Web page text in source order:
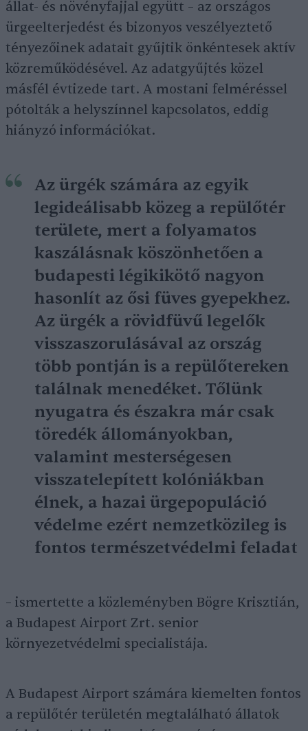
állat- és növényfajjal együtt – az országos
ürgeelterjedést és bizonyos veszélyeztető
tényezőinek adatait gyűjtik önkéntesek aktív
közreműködésével. Az adatgyűjtés közel
másfél évtizede tart. A mostani felméréssel
pótolták a helyszínnel kapcsolatos, eddig
hiányzó információkat.
Az ürgék számára az egyik
legideálisabb közeg a repülőtér
területe, mert a folyamatos
kaszálásnak köszönhetően a
budapesti légikikötő nagyon
hasonlít az ősi füves gyepekhez.
Az ürgék a rövidfüvű legelők
visszaszorulásával az ország
több pontján is a repülőtereken
találnak menedéket. Tőlünk
nyugatra és északra már csak
töredék állományokban,
valamint mesterségesen
visszatelepített kolóniákban
élnek, a hazai ürgepopuláció
védelme ezért nemzetközileg is
fontos természetvédelmi feladat
– ismertette a közleményben Bögre Krisztián,
a Budapest Airport Zrt. senior
környezetvédelmi specialistája.
A Budapest Airport számára kiemelten fontos
a repülőtér területén megtalálható állatok